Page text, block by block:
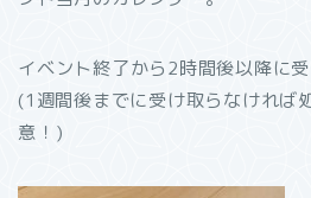
イベント終了から2時間後以降に受
(1週間後までに受け取らなければ
意！)